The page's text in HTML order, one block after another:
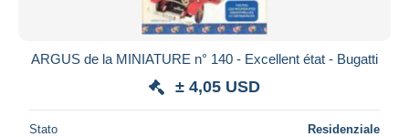
ARGUS de la MINIATURE n° 140 - Excellent état - Bugatti
± 4,05 USD
Stato Residenziale